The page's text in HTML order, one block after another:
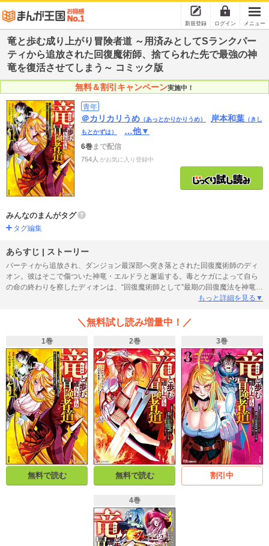
新規登録 ログイン メニュー
竜と歩む成り上がり冒険者道 ～用済みとしてSランクパー
ティから追放された回復魔術師、捨てられた先で最強の神
竜を復活させてしまう～ コミック版
無料＆割引キャンペーン実施中！
青年
＠カリカリうめ （あっとかりかりうめ） 岸本和葉 （きし
もとかずは）
…他▼
6巻まで配信
754人 がお気に入り登録中
みんなのまんがタグ
タグ編集
あらすじ | ストーリー
パーティから追放され、ダンジョン最深部へ突き落とされた回復魔術師のディ
オン。彼はそこで傷ついた神竜・エルドラと邂逅する。毒とケガによって自ら
の命の終わりを察したディオンは、“回復魔術師として”最期の回復魔法を神竜へ
施す。その行いに深い恩義を感じたエルドラは、恩返しとして今度は竜の血を
にならない凄まじい力を得るのだった――！ 最強の男女バディがゆく偉大な
もっと詳細を見る▼
＼無料試し読み増量中！／
1巻
無料で読む
2巻
無料で読む
3巻
割引中
4巻